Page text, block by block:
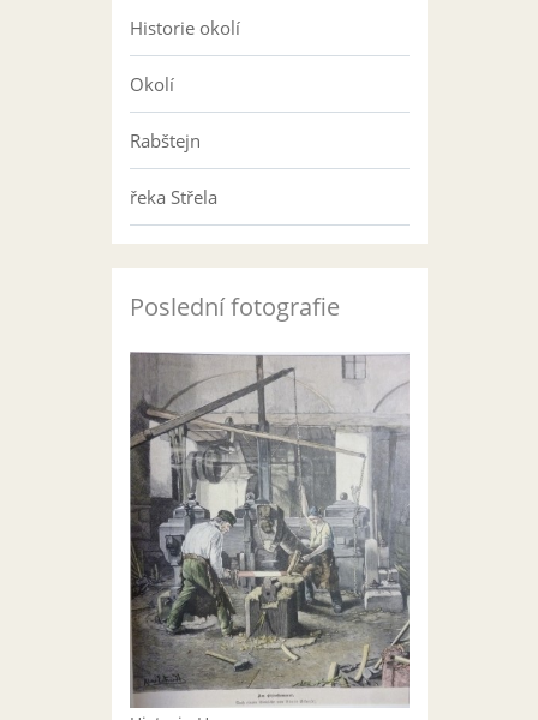
Historie okolí
Okolí
Rabštejn
řeka Střela
Poslední fotografie